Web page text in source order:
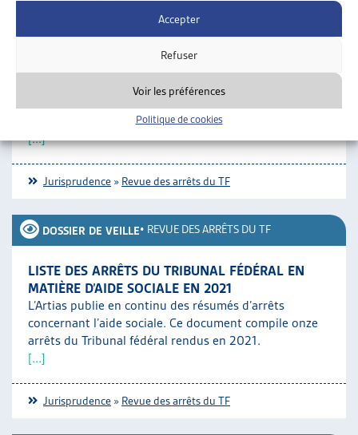
Accepter
Refuser
Voir les préférences
Politique de cookies
LISTE DES ARRÊTS DU TRIBUNAL FÉDÉRAL EN
L’Artias publie en continu des résumés d’arrêts
arrêts du Tribunal fédéral rendus en 2022.
[...]
Jurisprudence » Revue des arrêts du TF
DOSSIER DE VEILLE• REVUE DES ARRÊTS DU TF
LISTE DES ARRÊTS DU TRIBUNAL FÉDÉRAL EN
MATIÈRE D’AIDE SOCIALE EN 2021
L’Artias publie en continu des résumés d’arrêts
concernant l’aide sociale. Ce document compile onze
arrêts du Tribunal fédéral rendus en 2021.
[...]
Jurisprudence » Revue des arrêts du TF